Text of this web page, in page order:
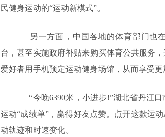
民健身运动的“运动新模式”。
另一方面，中国各地的体育部门也在
台，甚至实施政府补贴来购买体育公共服务
爱好者用手机预定运动健身场馆，从而享受更
“今晚6390米，小进步!”湖北省丹江口
运动“成绩单”，赢得好友点赞。点开这款运
动轨迹和时速变化。